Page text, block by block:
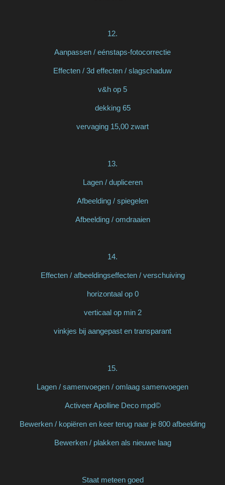
12.
Aanpassen / eénstaps-fotocorrectie
Effecten / 3d effecten / slagschaduw
v&h op 5
dekking 65
vervaging 15,00 zwart
13.
Lagen / dupliceren
Afbeelding / spiegelen
Afbeelding / omdraaien
14.
Effecten / afbeeldingseffecten / verschuiving
horizontaal op 0
verticaal op min 2
vinkjes bij aangepast en transparant
15.
Lagen / samenvoegen / omlaag samenvoegen
Activeer Apolline Deco mpd©
Bewerken / kopiëren en keer terug naar je 800 afbeelding
Bewerken / plakken als nieuwe laag
Staat meteen goed